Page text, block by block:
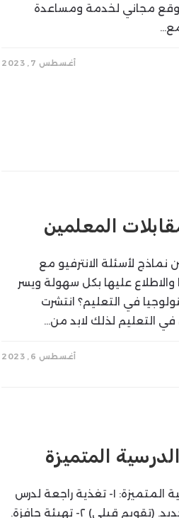
مجاني لخدمة ومساعدة
أغسطس 7, 2023
المعلمين
نماذج لأسئلة الانترفيو مع
والاطلاع عليها بكل سهولة ويسر
في التعليم؟ انتشرت
التعليم لذلك لابد من…
أغسطس 6, 2023
المتميزة
من سمات الحصة الدرسية المتميزة: ١- تغذية راجعة لدرس
سابق متعلق بالدرس الجديد. (تقويم قبلي) ٢- تهيئة حافزة.